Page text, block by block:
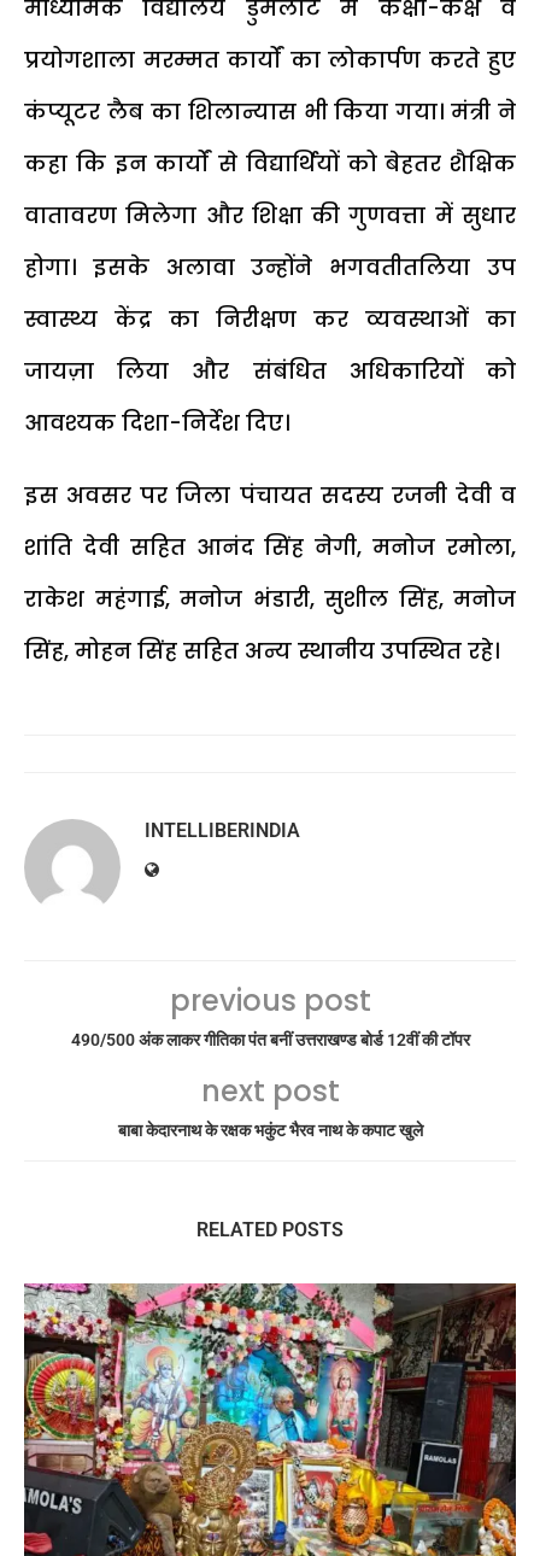
माध्यमिक विद्यालय डुमलोट में कक्षा-कक्ष व
प्रयोगशाला मरम्मत कार्यों का लोकार्पण करते हुए
कंप्यूटर लैब का शिलान्यास भी किया गया। मंत्री ने
कहा कि इन कार्यों से विद्यार्थियों को बेहतर शैक्षिक
वातावरण मिलेगा और शिक्षा की गुणवत्ता में सुधार
होगा। इसके अलावा उन्होंने भगवतीतलिया उप
स्वास्थ्य केंद्र का निरीक्षण कर व्यवस्थाओं का
जायज़ा लिया और संबंधित अधिकारियों को
आवश्यक दिशा-निर्देश दिए।
इस अवसर पर जिला पंचायत सदस्य रजनी देवी व
शांति देवी सहित आनंद सिंह नेगी, मनोज रमोला,
राकेश महंगाई, मनोज भंडारी, सुशील सिंह, मनोज
सिंह, मोहन सिंह सहित अन्य स्थानीय उपस्थित रहे।
INTELLIBERINDIA
previous post
490/500 अंक लाकर गीतिका पंत बनीं उत्तराखण्ड बोर्ड 12वीं की टॉपर
next post
बाबा केदारनाथ के रक्षक भकुंट भैरव नाथ के कपाट खुले
RELATED POSTS